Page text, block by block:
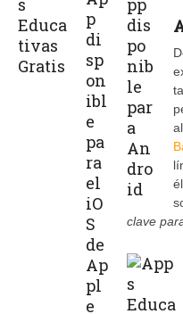
clave